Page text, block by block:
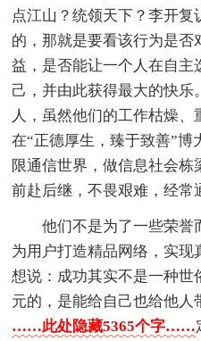
点江山？统领天下？李开
的，那就是要看该行为是
益，是否能让一个人在自主
己，并由此获得最大的快乐
人，虽然他们的工作枯燥
在“正德厚生，臻于致善”博
限通信世界，做信息社会栋
前赴后继，不畏艰难，经常
他们不是为了一些荣誉
为用户打造精品网络，实
想说：成功其实不是一种世
元的，是能给自己也给他人
……此处隐藏5365个字……